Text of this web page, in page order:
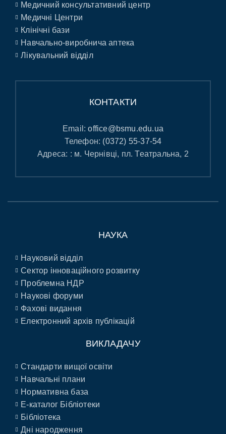
Медичний консультативний центр
Медичні Центри
Клінічні бази
Навчально-виробнича аптека
Лікувальний відділ
КОНТАКТИ
Email:office@bsmu.edu.ua
Телефон: (0372) 55-37-54
Адреса: : м. Чернівці, пл. Театральна, 2
НАУКА
Науковий відділ
Сектор інноваційного розвитку
Проблемна НДР
Наукові форуми
Фахові видання
Електронний архів публікацій
ВИКЛАДАЧУ
Стандарти вищої освіти
Навчальні плани
Нормативна база
E-каталог Бібліотеки
Бібліотека
Дні народження